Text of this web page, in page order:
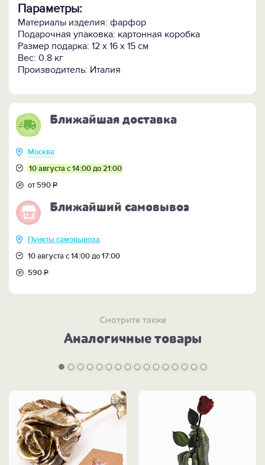
Параметры:
Материалы изделия: фарфор
Подарочная упаковка: картонная коробка
Размер подарка: 12 x 16 x 15 см
Вес: 0.8 кг
Производитель: Италия
Ближайшая доставка
Москва
10 августа с 14:00 до 21:00
от 590Р
Ближайший самовывоз
Пункты самовывоза
10 августа с 14:00 до 17:00
590Р
Смотрите также
Аналогичные товары